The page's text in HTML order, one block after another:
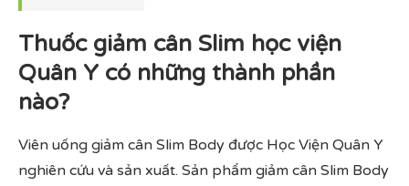
Thuốc giảm cân Slim học viện
Quân Y có những thành phần
nào?
Viên uống giảm cân Slim Body được Học Viện Quân Y
nghiên cứu và sản xuất. Sản phẩm giảm cân Slim Body